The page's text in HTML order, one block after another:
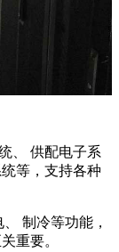
、 供配电子系
等，支持各种
制冷等功能，
重要。